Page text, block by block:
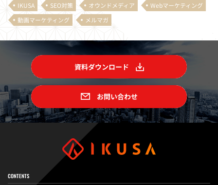
IKUSA SEO対策 オウンドメディア
Webマーケティング
動画マーケティング
メルマガ
資料ダウンロード
お問い合わせ
CONTENTS